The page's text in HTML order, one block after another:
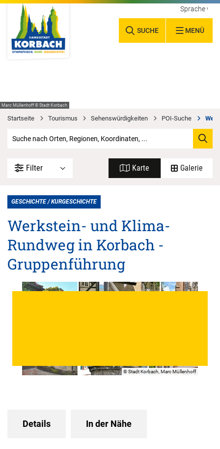
SUCHE MENÜ
Sprache
Marc Müllenhoff © Stadt Korbach
Startseite Tourismus Sehenswürdigkeiten POI-Suche
Filter Karte Galerie
GESCHICHTE / KURGESCHICHTE
Werkstein- und Klima-
Rundweg in Korbach -
Gruppenführung
© Stadt Korbach, Marc Müllenhoff
Details In der Nähe